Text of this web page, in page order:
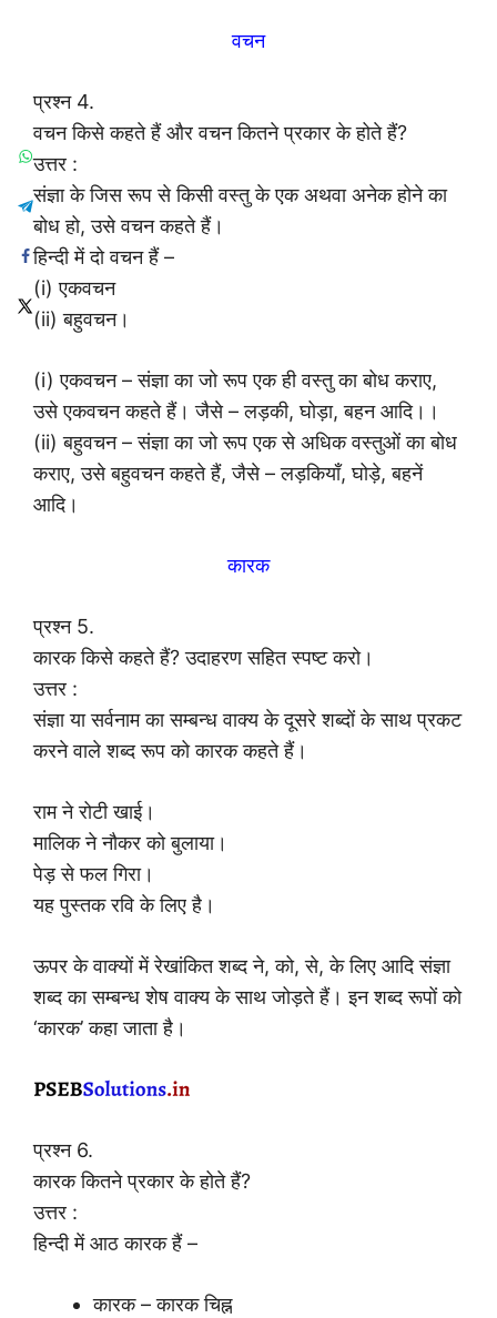
वचन
प्रश्न 4.
वचन किसे कहते हैं और वचन कितने प्रकार के होते हैं?
उत्तर :
संज्ञा के जिस रूप से किसी वस्तु के एक अथवा अनेक होने का
बोध हो, उसे वचन कहते हैं।
हिन्दी में दो वचन हैं –
(i) एकवचन
(ii) बहुवचन।
(i) एकवचन – संज्ञा का जो रूप एक ही वस्तु का बोध कराए,
उसे एकवचन कहते हैं। जैसे – लड़की, घोड़ा, बहन आदि।।
(ii) बहुवचन – संज्ञा का जो रूप एक से अधिक वस्तुओं का बोध
कराए, उसे बहुवचन कहते हैं, जैसे – लड़कियाँ, घोड़े, बहनें
आदि।
कारक
प्रश्न 5.
कारक किसे कहते हैं? उदाहरण सहित स्पष्ट करो।
उत्तर :
संज्ञा या सर्वनाम का सम्बन्ध वाक्य के दूसरे शब्दों के साथ प्रकट
करने वाले शब्द रूप को कारक कहते हैं।
राम ने रोटी खाई।
मालिक ने नौकर को बुलाया।
पेड़ से फल गिरा।
यह पुस्तक रवि के लिए है।
ऊपर के वाक्यों में रेखांकित शब्द ने, को, से, के लिए आदि संज्ञा
शब्द का सम्बन्ध शेष वाक्य के साथ जोड़ते हैं। इन शब्द रूपों को
‘कारक’ कहा जाता है।
प्रश्न 6.
कारक कितने प्रकार के होते हैं?
उत्तर :
हिन्दी में आठ कारक हैं –
कारक – कारक चिह्न